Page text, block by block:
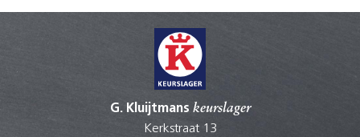
G. Kluijtmans keurslager
Kerkstraat 13